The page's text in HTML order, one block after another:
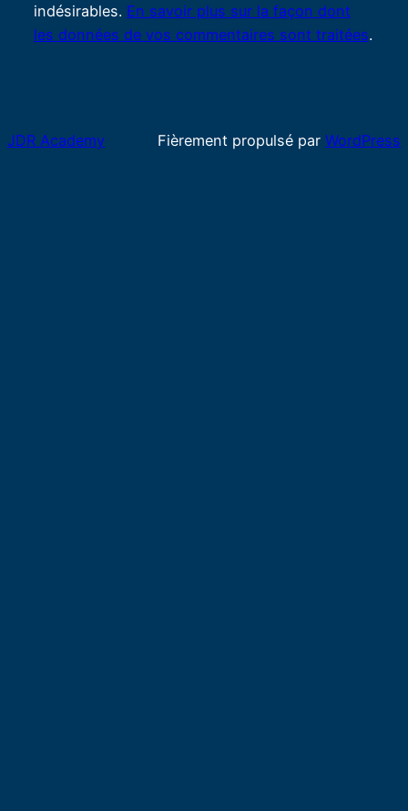
indésirables. En savoir plus sur la façon dont
les données de vos commentaires sont traitées.
JDR Academy Fièrement propulsé par WordPress